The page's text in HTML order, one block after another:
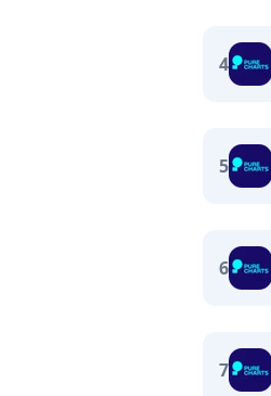
4
5
6
7